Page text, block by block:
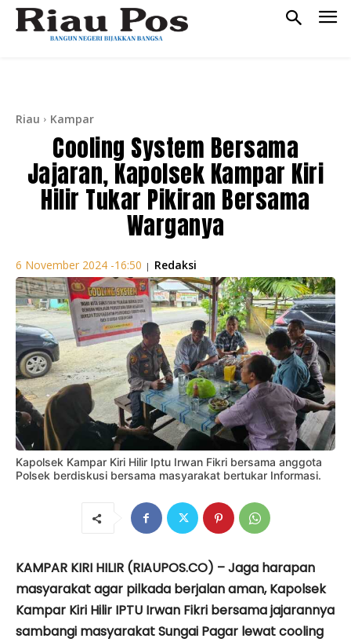
Riau Kampar
Cooling System Bersama
Jajaran, Kapolsek Kampar Kiri
Hilir Tukar Pikiran Bersama
Warganya
6 November 2024 -16:50 | Redaksi
Kapolsek Kampar Kiri Hilir Iptu Irwan Fikri bersama anggota
Polsek berdiskusi bersama masyarakat bertukar Informasi.
KAMPAR KIRI HILIR (RIAUPOS.CO) – Jaga harapan
masyarakat agar pilkada berjalan aman, Kapolsek
Kampar Kiri Hilir IPTU Irwan Fikri bersama jajarannya
sambangi masyarakat Sungai Pagar lewat cooling